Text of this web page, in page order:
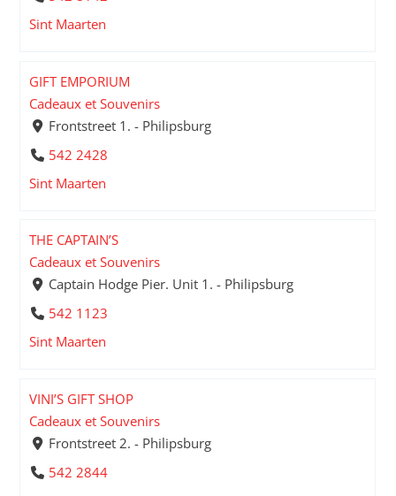
Sint Maarten
GIFT EMPORIUM
Cadeaux et Souvenirs
Frontstreet 1. - Philipsburg
542 2428
Sint Maarten
THE CAPTAIN’S
Cadeaux et Souvenirs
Captain Hodge Pier. Unit 1. - Philipsburg
542 1123
Sint Maarten
VINI’S GIFT SHOP
Cadeaux et Souvenirs
Frontstreet 2. - Philipsburg
542 2844